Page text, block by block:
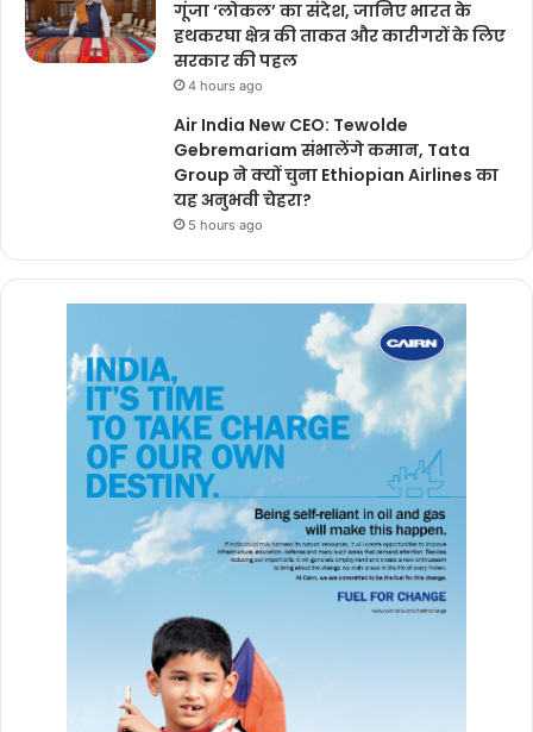
गूंजा ‘लोकल’ का संदेश, जानिए भारत के
हथकरघा क्षेत्र की ताकत और कारीगरों के लिए
सरकार की पहल
4 hours ago
Air India New CEO: Tewolde
Gebremariam संभालेंगे कमान, Tata
Group ने क्यों चुना Ethiopian Airlines का
यह अनुभवी चेहरा?
5 hours ago